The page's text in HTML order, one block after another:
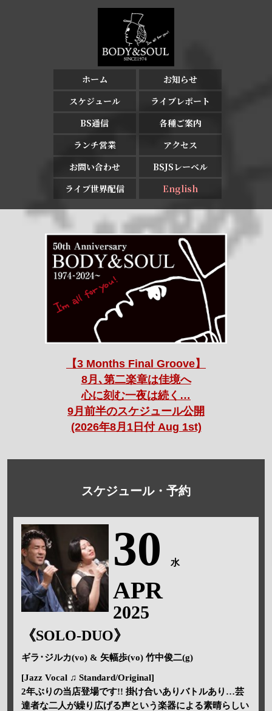
ホーム
お知らせ
スケジュール
ライブレポート
BS通信
各種ご案内
ランチ営業
アクセス
お問い合わせ
BSJSレーベル
ライブ世界配信
English
【3 Months Final Groove】
8月､第二楽章は佳境へ
心に刻む一夜は続く…
9月前半のスケジュール公開
(2026年8月1日付 Aug 1st)
スケジュール・予約
30 水
APR
2025
《SOLO-DUO》
ギラ･ジルカ(vo) & 矢幅歩(vo) 竹中俊二(g)
[Jazz Vocal ♫ Standard/Original]
2年ぶりの当店登場です!! 掛け合いありバトルあり…芸
達者な二人が繰り広げる声という楽器による素晴らしい